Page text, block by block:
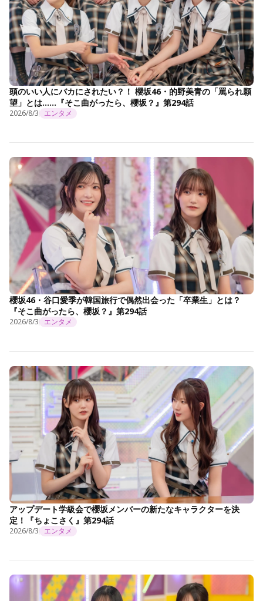
頭のいい人にバカにされたい？！ 櫻坂46・的野美青の「罵られ願
望」とは……『そこ曲がったら、櫻坂？』第294話
2026/8/3 エンタメ
櫻坂46・谷口愛季が韓国旅行で偶然出会った「卒業生」とは？
『そこ曲がったら、櫻坂？』第294話
2026/8/3 エンタメ
アップデート学級会で櫻坂メンバーの新たなキャラクターを決
定！『ちょこさく』第294話
2026/8/3 エンタメ